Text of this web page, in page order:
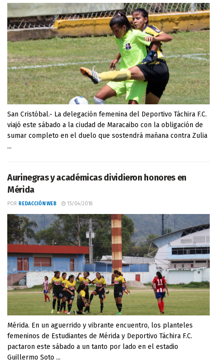
San Cristóbal.- La delegación femenina del Deportivo Táchira F.C.
viajó este sábado a la ciudad de Maracaibo con la obligación de
sumar completo en el duelo que sostendrá mañana contra Zulia
...
Aurinegras y académicas dividieron honores en
Mérida
POR REDACCIÓN WEB 15/04/2018
Mérida. En un aguerrido y vibrante encuentro, los planteles
femeninos de Estudiantes de Mérida y Deportivo Táchira F.C.
pactaron este sábado a un tanto por lado en el estadio
Guillermo Soto ...